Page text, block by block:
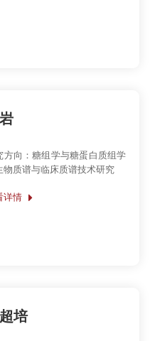
方向：糖组学与糖蛋白质组学
物质谱与临床质谱技术研究
详情
培